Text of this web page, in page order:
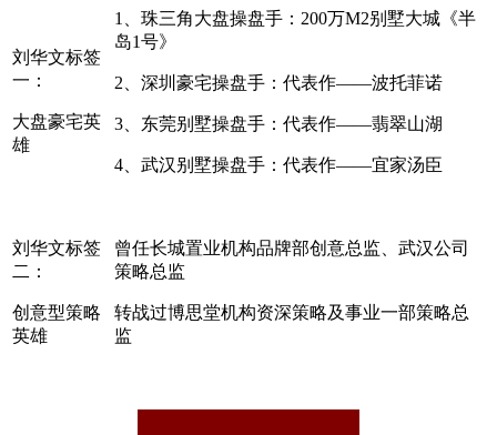
刘华文标签
一：
大盘豪宅英
雄
1、珠三角大盘操盘手：200万M2别墅大城《半
岛1号》
2、深圳豪宅操盘手：代表作——波托菲诺
3、东莞别墅操盘手：代表作——翡翠山湖
4、武汉别墅操盘手：代表作——宜家汤臣
刘华文标签
二：
创意型策略
英雄
曾任长城置业机构品牌部创意总监、武汉公司
策略总监
转战过博思堂机构资深策略及事业一部策略总
监